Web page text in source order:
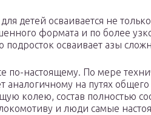
детей осваивается не
формата и по более
осваивает азы
по-настоящему. По мере
аналогичному на путях
колею, состав полностью
и люди самые